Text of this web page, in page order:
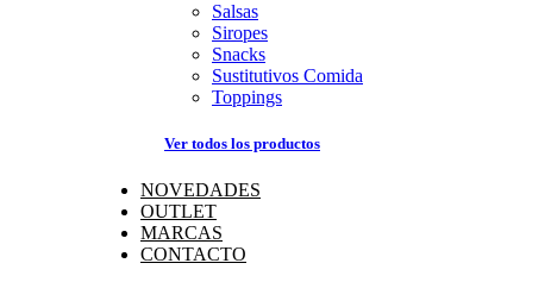
Salsas
Siropes
Snacks
Sustitutivos Comida
Toppings
Ver todos los productos
NOVEDADES
OUTLET
MARCAS
CONTACTO